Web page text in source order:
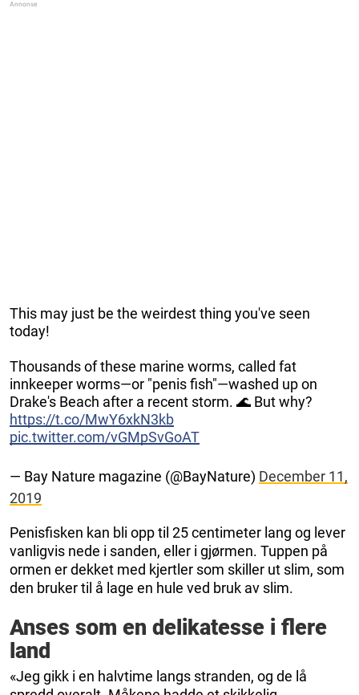
This may just be the weirdest thing you've seen
today!
Thousands of these marine worms, called fat
innkeeper worms—or "penis fish"—washed up on
Drake's Beach after a recent storm. 🌊 But why?
https://t.co/MwY6xkN3kb
pic.twitter.com/vGMpSvGoAT
— Bay Nature magazine (@BayNature) December 11,
2019
Penisfisken kan bli opp til 25 centimeter lang og lever
vanligvis nede i sanden, eller i gjørmen. Tuppen på
ormen er dekket med kjertler som skiller ut slim, som
den bruker til å lage en hule ved bruk av slim.
Anses som en delikatesse i flere
land
«Jeg gikk i en halvtime langs stranden, og de lå